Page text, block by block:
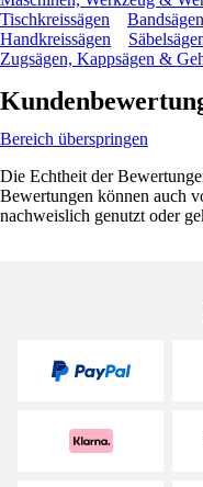
Tischkreissägen
Bandsägen
Handkreissägen
Zugsägen, Kappsägen &
Bereich überspringen
Die Echtheit der
Bewertungen können auch
nachweislich genutzt oder